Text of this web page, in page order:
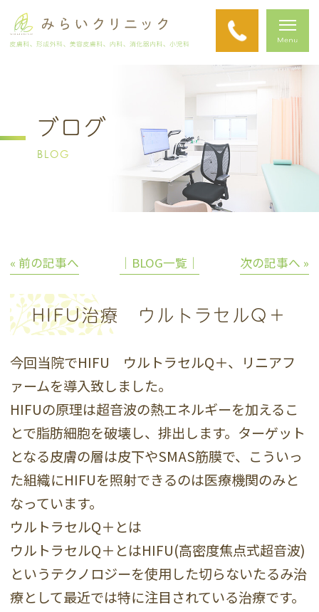
ブログ
BLOG
« 前の記事へ │BLOG一覧│ 次の記事へ »
HIFU治療 ウルトラセルQ＋
今回当院でHIFU ウルトラセルQ＋、リニアフ
ァームを導入致しました。
HIFUの原理は超音波の熱エネルギーを加えるこ
とで脂肪細胞を破壊し、排出します。ターゲット
となる皮膚の層は皮下やSMAS筋膜で、こういっ
た組織にHIFUを照射できるのは医療機関のみと
なっています。
ウルトラセルQ＋とは
ウルトラセルQ＋とはHIFU(高密度焦点式超音波)
というテクノロジーを使用した切らないたるみ治
療として最近では特に注目されている治療です。